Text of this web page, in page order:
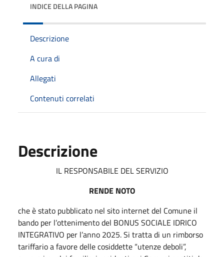
INDICE DELLA PAGINA
Descrizione
A cura di
Allegati
Contenuti correlati
Descrizione
IL RESPONSABILE DEL SERVIZIO
RENDE NOTO
che è stato pubblicato nel sito internet del Comune il
bando per l’ottenimento del BONUS SOCIALE IDRICO
INTEGRATIVO per l’anno 2025. Si tratta di un rimborso
tariffario a favore delle cosiddette “utenze deboli”,